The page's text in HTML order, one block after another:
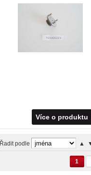
Více o produktu
Řadit podle ▲
1